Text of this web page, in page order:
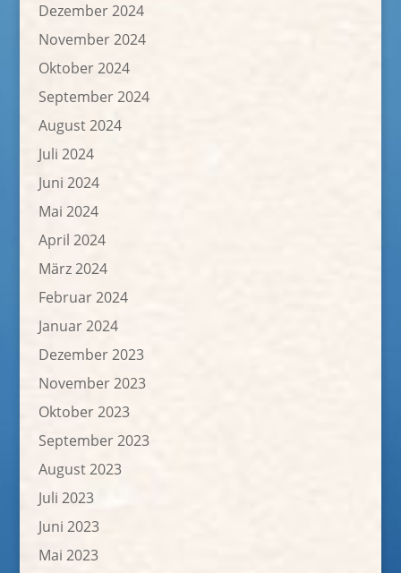
Dezember 2024
November 2024
Oktober 2024
September 2024
August 2024
Juli 2024
Juni 2024
Mai 2024
April 2024
März 2024
Februar 2024
Januar 2024
Dezember 2023
November 2023
Oktober 2023
September 2023
August 2023
Juli 2023
Juni 2023
Mai 2023